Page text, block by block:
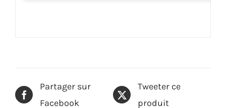
Partager sur
Facebook
Tweeter ce
produit